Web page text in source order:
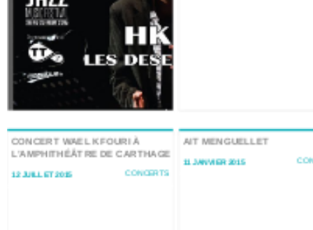
CONCERT WAEL KFOURI À
L’AMPHITHÉÂTRE DE CARTHAGE
12 JUILLET 2015 CONCERTS
AIT MENGUELLET
11 JANVIER 2015